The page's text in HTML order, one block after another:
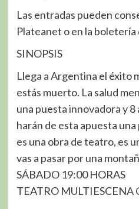
Las entradas pueden
Plateanet o en la boletería
SINOPSIS
Llega a Argentina el éxito
estás muerto. La salud
una puesta innovadora y
harán de esta apuesta
es una obra de teatro, es
vas a pasar por una
SÁBADO 19:00 HORAS
TEATRO MULTIESCENA